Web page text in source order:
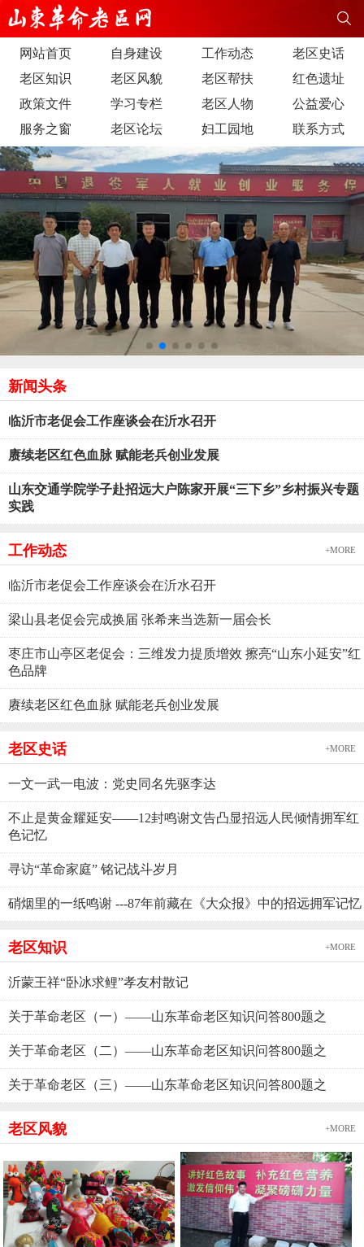
网站首页 自身建设 工作动态
老区史话
老区知识
老区风貌 老区帮扶
红色遗址
政策文件
学习专栏 老区人物
公益爱心
服务之窗
老区论坛 妇工园地 联系方式
新闻头条
临沂市老促会工作座谈会在沂水召开
赓续老区红色血脉 赋能老兵创业发展
山东交通学院学子赴招远大户陈家开展“三下乡”乡村振兴专题
实践
工作动态 +MORE
临沂市老促会工作座谈会在沂水召开
梁山县老促会完成换届 张希来当选新一届会长
枣庄市山亭区老促会：三维发力提质增效 擦亮“山东小延安”红
色品牌
赓续老区红色血脉 赋能老兵创业发展
老区史话 +MORE
一文一武一电波：党史同名先驱李达
不止是黄金耀延安——12封鸣谢文告凸显招远人民倾情拥军红
色记忆
寻访“革命家庭” 铭记战斗岁月
硝烟里的一纸鸣谢 ---87年前藏在《大众报》中的招远拥军记忆
老区知识 +MORE
沂蒙王祥“卧冰求鲤”孝友村散记
关于革命老区（一）——山东革命老区知识问答800题之
关于革命老区（二）——山东革命老区知识问答800题之
关于革命老区（三）——山东革命老区知识问答800题之
老区风貌 +MORE